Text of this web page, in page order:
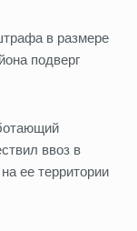
в размере
подверг
ввоз в
ее территории